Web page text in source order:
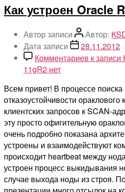
Как устроен Oracle
Автор записи Автор:
Дата записи
28.11.2012
Комментариев к записи
11gR2 нет
Всем привет! В процессе
отказоустойчивости ораклового
клиентских запросов к SCAN-
эту просто офигительную
очень подробно показана
устроены и взаимодействуют
происходит heartbeat между
устроен процесс выкидывания
случае выхода ноды из строя.